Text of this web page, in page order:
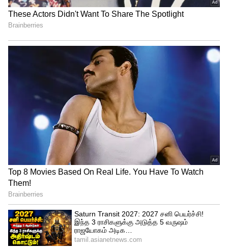
சென்னை சூப்பர் கிங்ஸ் அணியின் முன்னாள் வீரருமான ஹர்பஜன்
4
4